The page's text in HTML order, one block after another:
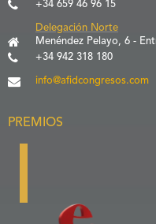
+34 659 46 96 15
Delegación Norte
Menéndez Pelayo, 6 -
+34 942 318 180
info@afidcongresos.com
PREMIOS